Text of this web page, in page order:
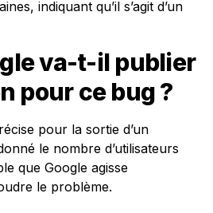
indiquant qu’il s’agit d’un
va-t-il publier
pour ce bug ?
pour la sortie d’un
le nombre d’utilisateurs
que Google agisse
le problème.